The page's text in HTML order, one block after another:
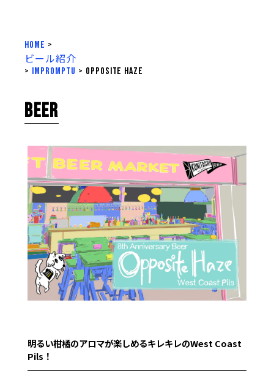
HOME >
ビール紹介
> impromptu > Opposite Haze
BEER
明るい柑橘のアロマが楽しめるキレキレのWest Coast
Pils！